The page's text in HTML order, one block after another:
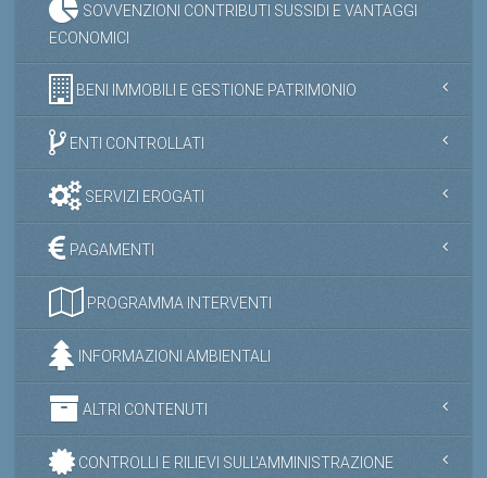
SOVVENZIONI CONTRIBUTI SUSSIDI E VANTAGGI
ECONOMICI
BENI IMMOBILI E GESTIONE PATRIMONIO
ENTI CONTROLLATI
SERVIZI EROGATI
PAGAMENTI
PROGRAMMA INTERVENTI
INFORMAZIONI AMBIENTALI
ALTRI CONTENUTI
CONTROLLI E RILIEVI SULL'AMMINISTRAZIONE